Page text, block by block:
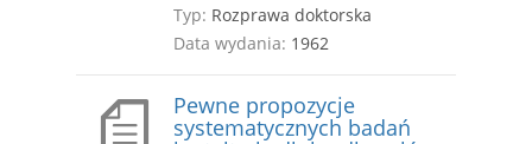
Typ: Rozprawa doktorska
Data wydania: 1962
Pewne propozycje
systematycznych badań